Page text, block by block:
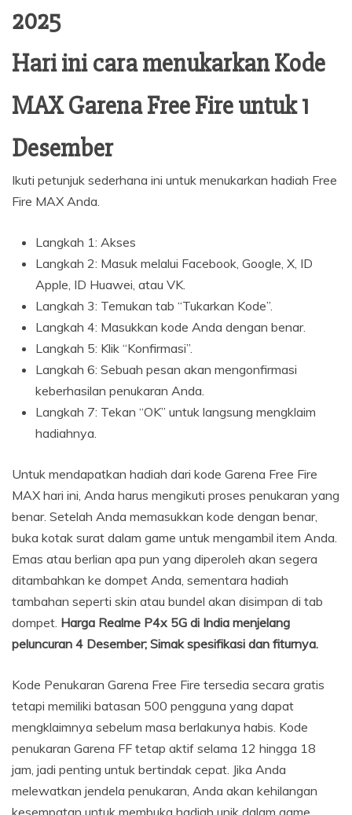
2025
Hari ini cara menukarkan Kode
MAX Garena Free Fire untuk 1
Desember
Ikuti petunjuk sederhana ini untuk menukarkan hadiah Free
Fire MAX Anda.
Langkah 1: Akses
Langkah 2: Masuk melalui Facebook, Google, X, ID
Apple, ID Huawei, atau VK.
Langkah 3: Temukan tab “Tukarkan Kode”.
Langkah 4: Masukkan kode Anda dengan benar.
Langkah 5: Klik “Konfirmasi”.
Langkah 6: Sebuah pesan akan mengonfirmasi
keberhasilan penukaran Anda.
Langkah 7: Tekan “OK” untuk langsung mengklaim
hadiahnya.
Untuk mendapatkan hadiah dari kode Garena Free Fire
MAX hari ini, Anda harus mengikuti proses penukaran yang
benar. Setelah Anda memasukkan kode dengan benar,
buka kotak surat dalam game untuk mengambil item Anda.
Emas atau berlian apa pun yang diperoleh akan segera
ditambahkan ke dompet Anda, sementara hadiah
tambahan seperti skin atau bundel akan disimpan di tab
dompet. Harga Realme P4x 5G di India menjelang
peluncuran 4 Desember; Simak spesifikasi dan fiturnya.
Kode Penukaran Garena Free Fire tersedia secara gratis
tetapi memiliki batasan 500 pengguna yang dapat
mengklaimnya sebelum masa berlakunya habis. Kode
penukaran Garena FF tetap aktif selama 12 hingga 18
jam, jadi penting untuk bertindak cepat. Jika Anda
melewatkan jendela penukaran, Anda akan kehilangan